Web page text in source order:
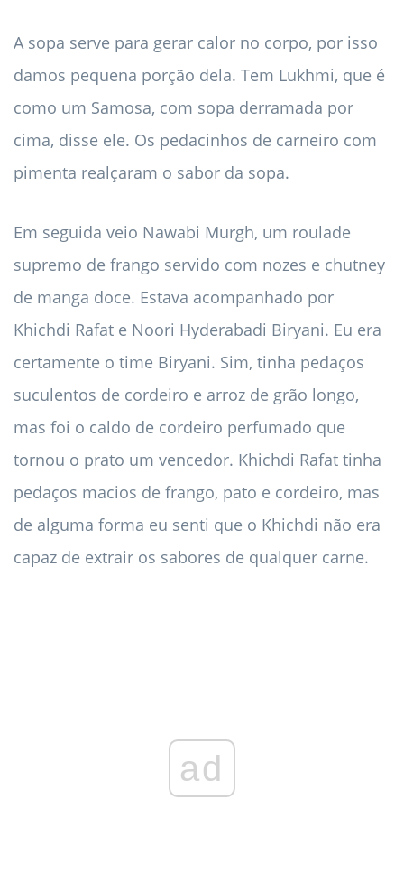
A sopa serve para gerar calor no corpo, por isso
damos pequena porção dela. Tem Lukhmi, que é
como um Samosa, com sopa derramada por
cima, disse ele. Os pedacinhos de carneiro com
pimenta realçaram o sabor da sopa.
Em seguida veio Nawabi Murgh, um roulade
supremo de frango servido com nozes e chutney
de manga doce. Estava acompanhado por
Khichdi Rafat e Noori Hyderabadi Biryani. Eu era
certamente o time Biryani. Sim, tinha pedaços
suculentos de cordeiro e arroz de grão longo,
mas foi o caldo de cordeiro perfumado que
tornou o prato um vencedor. Khichdi Rafat tinha
pedaços macios de frango, pato e cordeiro, mas
de alguma forma eu senti que o Khichdi não era
capaz de extrair os sabores de qualquer carne.
ad